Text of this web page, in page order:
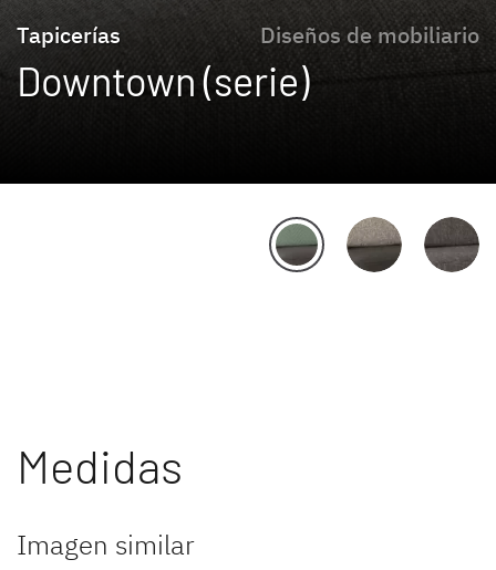
Downtown (serie)
Tapicerías Diseños de mobiliario
Medidas
Imagen similar